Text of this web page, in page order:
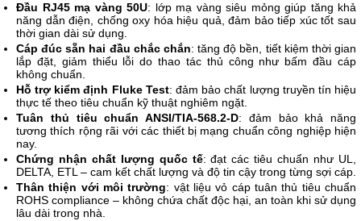
Đầu RJ45 mạ vàng 50U: lớp mạ vàng siêu mỏng giúp tăng khả
năng dẫn điện, chống oxy hóa hiệu quả, đảm bảo tiếp xúc tốt sau
thời gian dài sử dụng.
Cáp đúc sẵn hai đầu chắc chắn: tăng độ bền, tiết kiệm thời gian
lắp đặt, giảm thiểu lỗi do thao tác thủ công như bấm đầu cáp
không chuẩn.
Hỗ trợ kiểm định Fluke Test: đảm bảo chất lượng truyền tín hiệu
thực tế theo tiêu chuẩn kỹ thuật nghiêm ngặt.
Tuân thủ tiêu chuẩn ANSI/TIA-568.2-D: đảm bảo khả năng
tương thích rộng rãi với các thiết bị mạng chuẩn công nghiệp hiện
nay.
Chứng nhận chất lượng quốc tế: đạt các tiêu chuẩn như UL,
DELTA, ETL – cam kết chất lượng và độ tin cậy trong từng sợi cáp.
Thân thiện với môi trường: vật liệu vỏ cáp tuân thủ tiêu chuẩn
ROHS compliance – không chứa chất độc hại, an toàn khi sử dụng
lâu dài trong nhà.